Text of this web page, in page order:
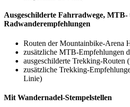
Ausgeschilderte Fahrradwege, MTB-
Radwanderempfehlungen
Routen der Mountainbike-Arena
zusätzliche MTB-Empfehlungen
ausgeschilderte Trekking-Routen
zusätzliche Trekking-
Linie)
Mit Wandernadel-Stempelstellen